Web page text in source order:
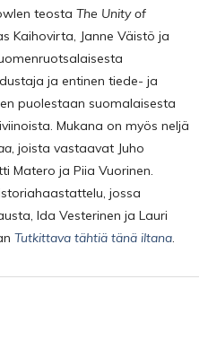
teosta The Unity of
Kaihovirta, Janne Väistö ja
ja entinen tiede- ja
puolestaan suomalaisesta
Mukana on myös neljä
, joista vastaavat Juho
Matero ja Piia Vuorinen.
jossa
Ida Vesterinen ja Lauri
Tutkittava tähtiä tänä iltana.